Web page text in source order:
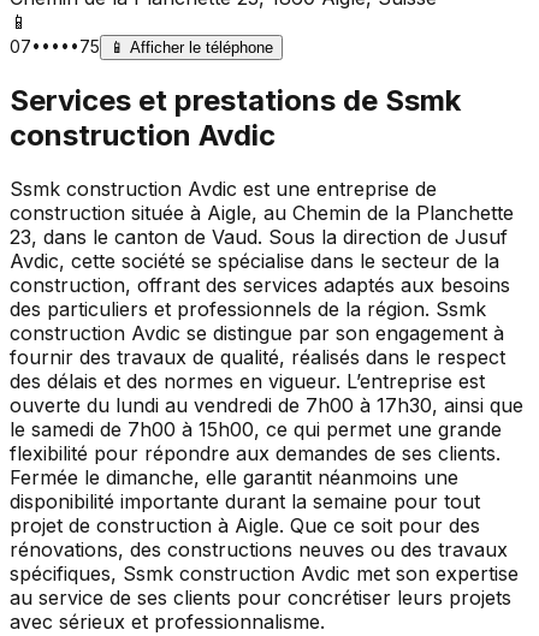
📱
07•••••75 📱 Afficher le téléphone
Services et prestations de Ssmk
construction Avdic
Ssmk construction Avdic est une entreprise de
construction située à Aigle, au Chemin de la Planchette
23, dans le canton de Vaud. Sous la direction de Jusuf
Avdic, cette société se spécialise dans le secteur de la
construction, offrant des services adaptés aux besoins
des particuliers et professionnels de la région. Ssmk
construction Avdic se distingue par son engagement à
fournir des travaux de qualité, réalisés dans le respect
des délais et des normes en vigueur. L’entreprise est
ouverte du lundi au vendredi de 7h00 à 17h30, ainsi que
le samedi de 7h00 à 15h00, ce qui permet une grande
flexibilité pour répondre aux demandes de ses clients.
Fermée le dimanche, elle garantit néanmoins une
disponibilité importante durant la semaine pour tout
projet de construction à Aigle. Que ce soit pour des
rénovations, des constructions neuves ou des travaux
spécifiques, Ssmk construction Avdic met son expertise
au service de ses clients pour concrétiser leurs projets
avec sérieux et professionnalisme.